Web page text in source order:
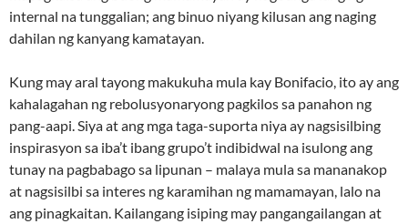
internal na tunggalian; ang binuo niyang kilusan ang naging
dahilan ng kanyang kamatayan.
Kung may aral tayong makukuha mula kay Bonifacio, ito ay ang
kahalagahan ng rebolusyonaryong pagkilos sa panahon ng
pang-aapi. Siya at ang mga taga-suporta niya ay nagsisilbing
inspirasyon sa iba’t ibang grupo’t indibidwal na isulong ang
tunay na pagbabago sa lipunan – malaya mula sa mananakop
at nagsisilbi sa interes ng karamihan ng mamamayan, lalo na
ang pinagkaitan. Kailangang isiping may pangangailangan at